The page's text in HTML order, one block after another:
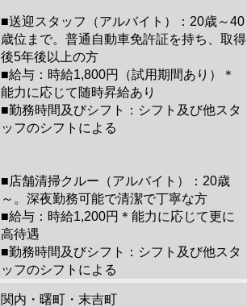
■送迎スタッフ（アルバイト）：20歳～40
歳位まで。普通自動車免許証を持ち、取得
後5年後以上の方
■給与：時給1,800円（試用期間あり）＊
能力に応じて随時昇給あり
■勤務時間及びシフト：シフト及び他スタ
ッフのシフトによる
■店舗清掃クルー（アルバイト）：20歳
～。深夜勤務可能で清潔で丁寧な方
■給与：時給1,200円＊能力に応じて更に
高待遇
■勤務時間及びシフト：シフト及び他スタ
ッフのシフトによる
関内・曙町・末吉町